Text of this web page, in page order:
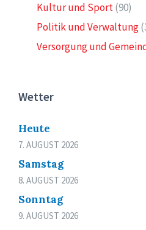
Kultur und Sport(90)
Politik und Verwaltung
Versorgung und
Wetter
Heute
7. AUGUST 2026
Samstag
8. AUGUST 2026
Sonntag
9. AUGUST 2026